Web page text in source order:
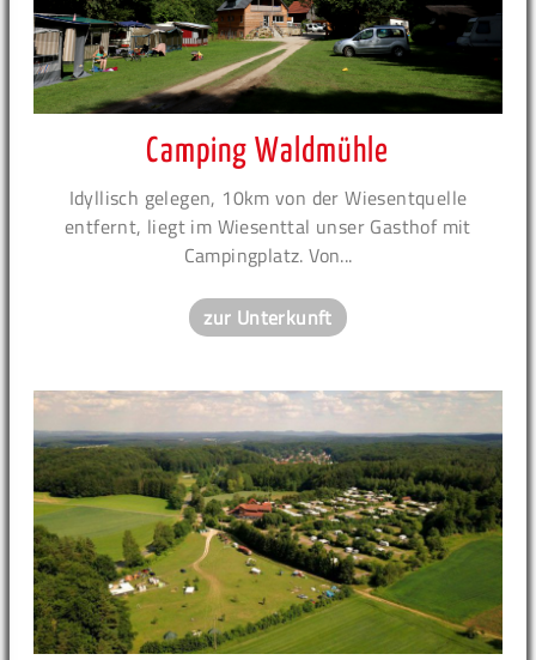
Camping Waldmühle
Idyllisch gelegen, 10km von der Wiesentquelle
entfernt, liegt im Wiesenttal unser Gasthof mit
Campingplatz. Von...
zur Unterkunft